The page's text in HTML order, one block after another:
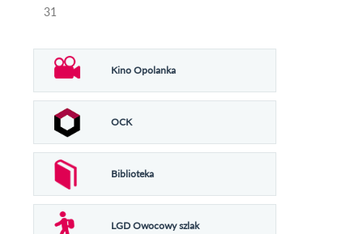
31
Kino Opolanka
OCK
Biblioteka
LGD Owocowy szlak